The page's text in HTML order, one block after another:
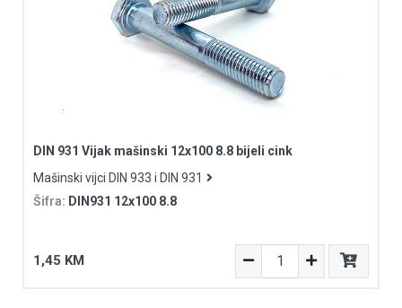
DIN 931 Vijak mašinski 12x100 8.8 bijeli cink
Mašinski vijci DIN 933 i DIN 931
Šifra: DIN931 12x100 8.8
1,45 KM